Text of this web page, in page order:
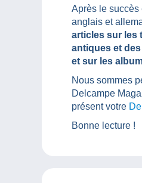
Après le
anglais et
articles sur les
antiques et
et sur les
Nous sommes
Delcampe
présent votre
Bonne lecture !